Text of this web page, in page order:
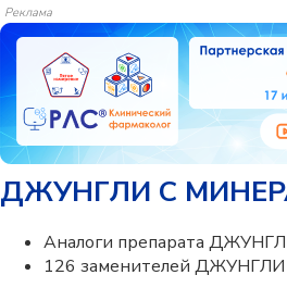
Реклама
ДЖУНГЛИ С
Аналоги препарата
126 заменителей